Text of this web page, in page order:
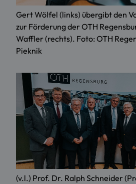
Gert Wölfel (links) übergibt den
zur Förderung der OTH
Waffler (rechts). Foto: OTH
Pieknik
(v.l.) Prof. Dr. Ralph Schneider